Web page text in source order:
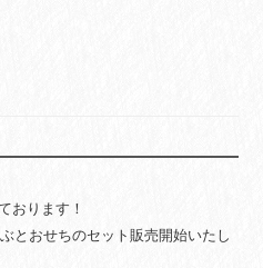
おります！
とおせちのセット販売開始いたし